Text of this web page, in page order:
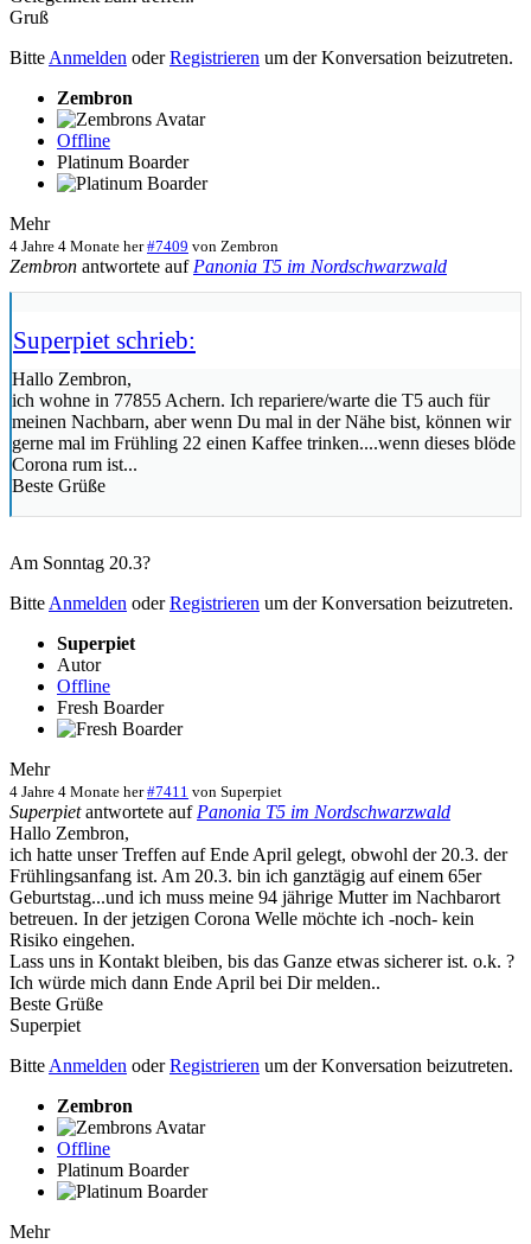
Gruß
Bitte Anmelden oderRegistrieren um der Konversation beizutreten.
Zembron
Offline
Platinum Boarder
Mehr
4 Jahre 4 Monate her #7409 von Zembron
Zembron antwortete auf Panonia T5 im Nordschwarzwald
Superpiet schrieb:
Hallo Zembron,
ich wohne in 77855 Achern. Ich repariere/warte die T5 auch für
meinen Nachbarn, aber wenn Du mal in der Nähe bist, können wir
gerne mal im Frühling 22 einen Kaffee trinken....wenn dieses blöde
Corona rum ist...
Beste Grüße
Am Sonntag 20.3?
Bitte Anmelden oderRegistrieren um der Konversation beizutreten.
Superpiet
Autor
Offline
Fresh Boarder
Mehr
4 Jahre 4 Monate her #7411 von Superpiet
Superpietantwortete auf Panonia T5 im Nordschwarzwald
Hallo Zembron,
ich hatte unser Treffen auf Ende April gelegt, obwohl der 20.3. der
Frühlingsanfang ist. Am 20.3. bin ich ganztägig auf einem 65er
Geburtstag...und ich muss meine 94 jährige Mutter im Nachbarort
betreuen. In der jetzigen Corona Welle möchte ich -noch- kein
Risiko eingehen.
Lass uns in Kontakt bleiben, bis das Ganze etwas sicherer ist. o.k. ?
Ich würde mich dann Ende April bei Dir melden..
Beste Grüße
Superpiet
Bitte Anmelden oderRegistrieren um der Konversation beizutreten.
Zembron
Offline
Platinum Boarder
Mehr